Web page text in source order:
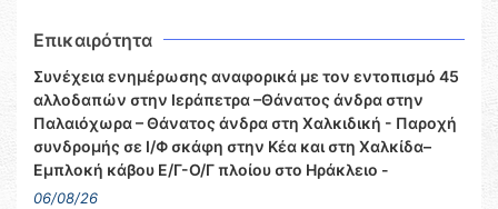
Επικαιρότητα
Συνέχεια ενημέρωσης αναφορικά με τον εντοπισμό 45
αλλοδαπών στην Ιεράπετρα –Θάνατος άνδρα στην
Παλαιόχωρα – Θάνατος άνδρα στη Χαλκιδική - Παροχή
συνδρομής σε Ι/Φ σκάφη στην Κέα και στη Χαλκίδα–
Εμπλοκή κάβου Ε/Γ-Ο/Γ πλοίου στο Ηράκλειο -
06/08/26